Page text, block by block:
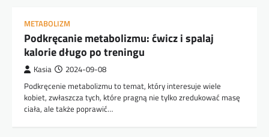
METABOLIZM
Podkręcanie metabolizmu: ćwicz i spalaj
kalorie długo po treningu
Kasia 2024-09-08
Podkręcenie metabolizmu to temat, który interesuje wiele
kobiet, zwłaszcza tych, które pragną nie tylko zredukować masę
ciała, ale także poprawić…